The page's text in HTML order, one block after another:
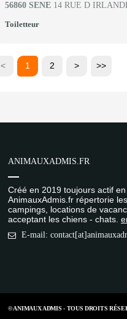
56860 SENE 14 RUE D
Toiletteur
< 1 2 > >>
ANIMAUXADMIS.FR
Créé en 2019 toujours actif en
AnimauxAdmis.fr répertorie
campings, locations de
acceptant les chiens - chats.
E-mail:
© ANIMAUX ADMIS - TOUS DROITS